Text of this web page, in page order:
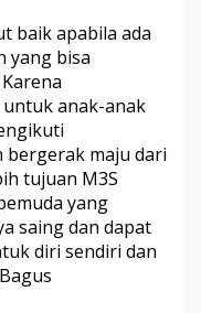
baik apabila ada
yang bisa
anak-anak
bergerak maju dari
tujuan M3S
yang
saing dan dapat
diri sendiri dan